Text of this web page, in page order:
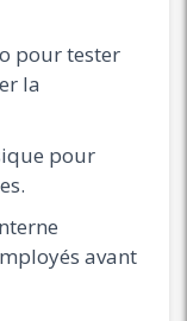
pour tester
la
pour
avant